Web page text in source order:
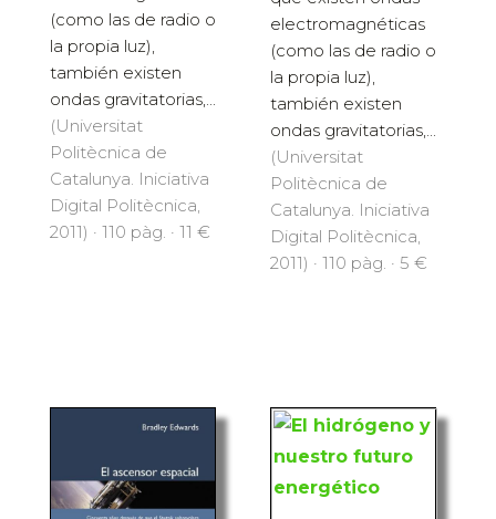
(como las de radio o
la propia luz),
también existen
ondas gravitatorias,...
(Universitat
Politècnica de
Catalunya. Iniciativa
Digital Politècnica,
2011) · 110 pàg. · 11 €
electromagnéticas
(como las de radio o
la propia luz),
también existen
ondas gravitatorias,...
(Universitat
Politècnica de
Catalunya. Iniciativa
Digital Politècnica,
2011) · 110 pàg. · 5 €